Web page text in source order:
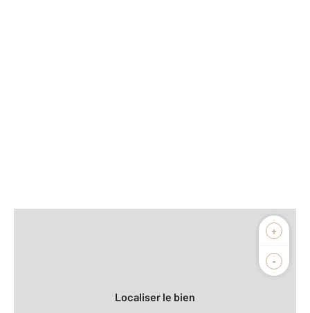
+
-
Biens vendus
Localiser le bien